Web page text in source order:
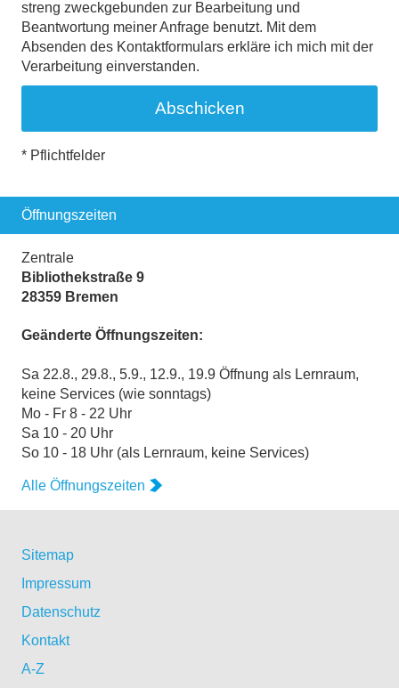
streng zweckgebunden zur Bearbeitung und
Beantwortung meiner Anfrage benutzt. Mit dem
Absenden des Kontaktformulars erkläre ich mich mit der
Verarbeitung einverstanden.
* Pflichtfelder
Öffnungszeiten
Zentrale
Bibliothekstraße 9
28359 Bremen
Geänderte Öffnungszeiten:
Sa 22.8., 29.8., 5.9., 12.9., 19.9 Öffnung als Lernraum,
keine Services (wie sonntags)
Mo - Fr 8 - 22 Uhr
Sa 10 - 20 Uhr
So 10 - 18 Uhr (als Lernraum, keine Services)
Alle Öffnungszeiten
Sitemap
Impressum
Datenschutz
Kontakt
A-Z